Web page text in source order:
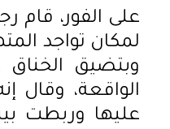
على الفور، قام
لمكان تواجد
وبتضيق الخناق
الواقعة، وقال
عليها وربطت